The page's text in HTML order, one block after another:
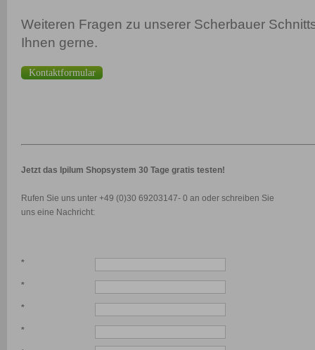
Weiteren Fragen zu unserer Scherbauer
Ihnen gerne.
Kontaktformular
Jetzt das Ipilum Shopsystem 30 Tage gratis testen!
Rufen Sie uns unter +49 (0)30 69203147- 0 an oder schreiben Sie
uns eine Nachricht:
*
*
*
*